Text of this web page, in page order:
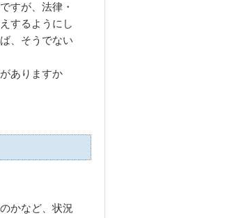
すが、法律・
するようにし
、そうでない
ありますか
かなど、状況